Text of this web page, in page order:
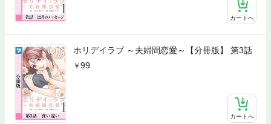
カートへ
ホリデイラブ ～夫婦間恋愛～【分冊版】 第3話
99
カートへ